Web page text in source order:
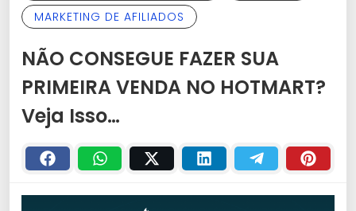
MARKETING DE AFILIADOS
NÃO CONSEGUE FAZER SUA
PRIMEIRA VENDA NO HOTMART?
Veja Isso…